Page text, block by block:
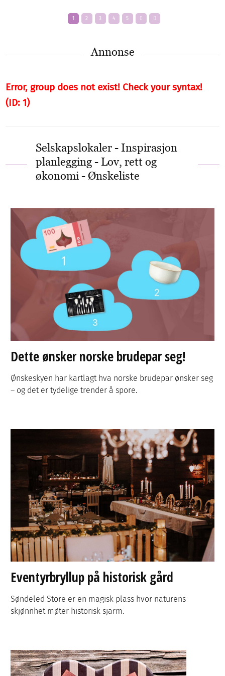
1 2 3 4 5
Annonse
Error, group does not exist! Check your syntax!
(ID: 1)
Selskapslokaler - Inspirasjon
planlegging - Lov, rett og
økonomi - Ønskeliste
Dette ønsker norske brudepar seg!
Ønskeskyen har kartlagt hva norske brudepar ønsker seg
– og det er tydelige trender å spore.
Eventyrbryllup på historisk gård
Søndeled Store er en magisk plass hvor naturens
skjønnhet møter historisk sjarm.